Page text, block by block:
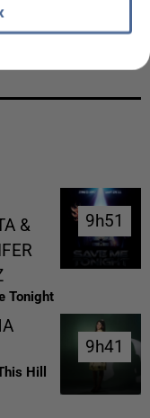
DE LA DZ
&
Tonight
9h51
9h51
Hill
9h41
9h41